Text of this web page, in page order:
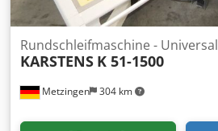
Metzingen 304 km
Rundschleifmaschine - Universal
KARSTENS K 51-1500